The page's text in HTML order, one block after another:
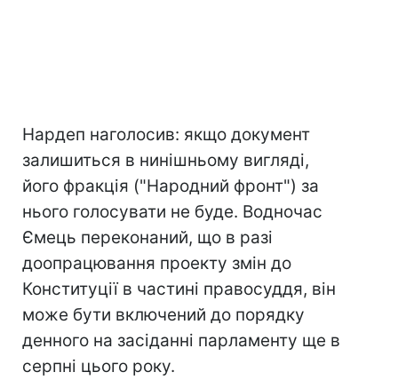
Нардеп наголосив: якщо документ
залишиться в нинішньому вигляді,
його фракція ("Народний фронт") за
нього голосувати не буде. Водночас
Ємець переконаний, що в разі
доопрацювання проекту змін до
Конституції в частині правосуддя, він
може бути включений до порядку
денного на засіданні парламенту ще в
серпні цього року.